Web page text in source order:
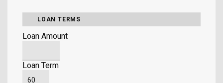
LOAN TERMS
Loan Amount
Loan Term